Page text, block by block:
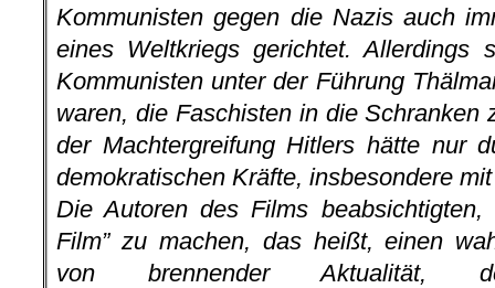
Kommunisten gegen die Nazis auch
eines Weltkriegs gerichtet. Allerdings
Kommunisten unter der Führung
waren, die Faschisten in die Schranken
der Machtergreifung Hitlers hätte nur
demokratischen Kräfte, insbesondere
Die Autoren des Films beabsichtigten,
Film” zu machen, das heißt, einen
von brennender Aktualität,